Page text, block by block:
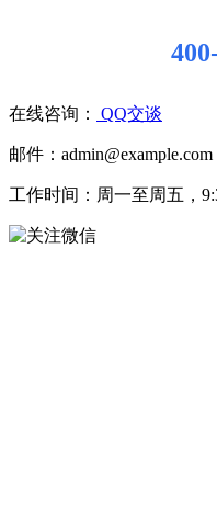
在线咨询： QQ交谈
邮件：admin@example.com
工作时间：周一至周五，